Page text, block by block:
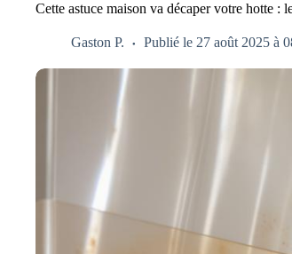
Cette astuce maison va décaper votre hotte :
Gaston P. Publié le 27 août 2025 à